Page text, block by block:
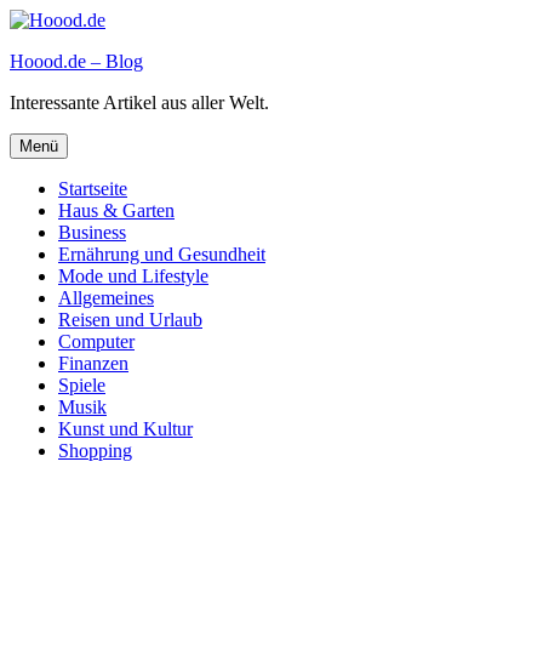
Zum
springen
Hoood.de – Blog
Interessante Artikel aus aller Welt.
Menü
Startseite
Haus & Garten
Business
Ernährung und Gesundheit
Mode und Lifestyle
Allgemeines
Reisen und Urlaub
Computer
Finanzen
Spiele
Musik
Kunst und Kultur
Shopping